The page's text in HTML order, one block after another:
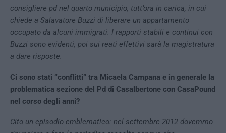
consigliere pd nel quarto municipio, tutt’ora in carica, in cui
chiede a Salavatore Buzzi di liberare un appartamento
occupato da alcuni immigrati. I rapporti stabili e continui con
Buzzi sono evidenti, poi sui reati effettivi sarà la magistratura
a dare risposte.
Ci sono stati “conflitti” tra Micaela Campana e in generale la
problematica sezione del Pd di Casalbertone con CasaPound
nel corso degli anni?
Cito un episodio emblematico: nel settembre 2012 dovemmo